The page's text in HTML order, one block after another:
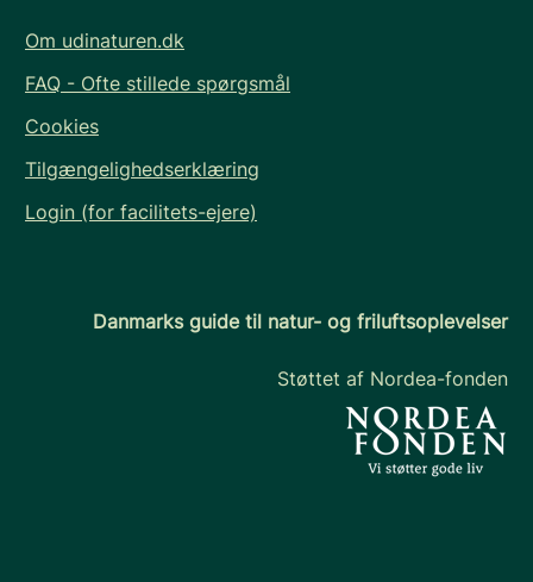
Om udinaturen.dk
FAQ - Ofte stillede spørgsmål
Cookies
Tilgængelighedserklæring
Login (for facilitets-ejere)
Danmarks guide til natur- og friluftsoplevelser
Støttet af Nordea-fonden